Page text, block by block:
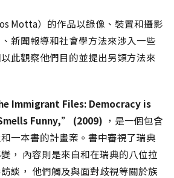
Motta）的作品以錄像、裝置和攝影
新聞報導和社會學方法來涉入一些
此觀察他們目的並提出另類方法來
Immigrant Files: Democracy is
Funny,” (2009) ，是一個包含
一本書的計畫案。書中審視了瑞典
， 內容則是來自和在瑞典的八位拉
談， 他們觸及與面對歧視等關於族